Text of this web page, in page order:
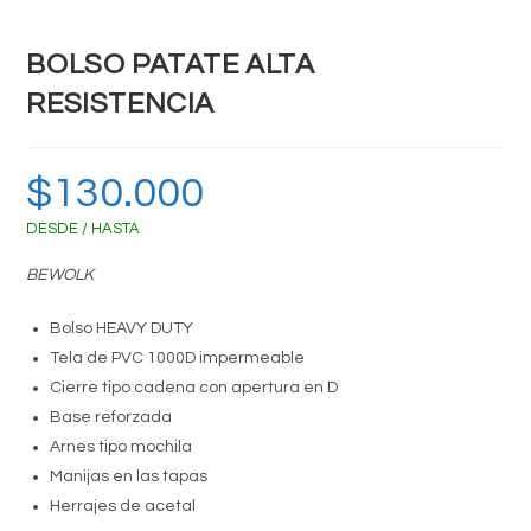
BOLSO PATATE ALTA
RESISTENCIA
$130.000
DESDE / HASTA
BEWOLK
Bolso HEAVY DUTY
Tela de PVC 1000D impermeable
Cierre tipo cadena con apertura en D
Base reforzada
Arnes tipo mochila
Manijas en las tapas
Herrajes de acetal